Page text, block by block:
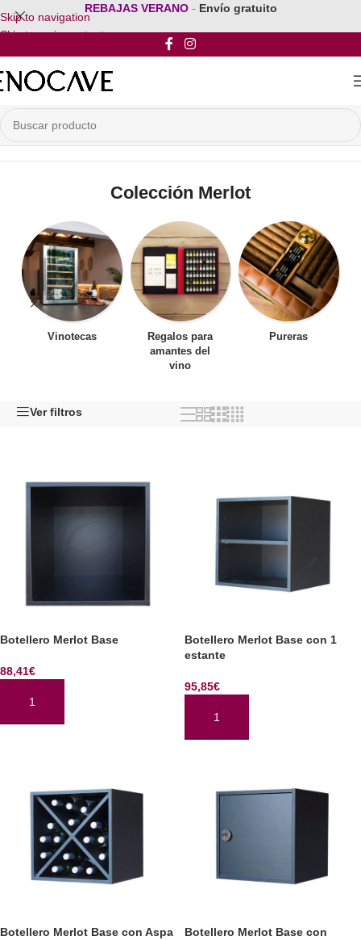
Skip to navigation
Skip to main content
REBAJAS VERANO - Envío gratuito
Inicio/Mobiliario para vinos/Muebles para Vinos/Colección Merlot
Colección Merlot
Vinotecas
Regalos para
amantes del
vino
Pureras
Ver filtros
Botellero Merlot Base
88,41€
AÑADIR AL CARRITO
Botellero Merlot Base con 1
estante
95,85€
AÑADIR AL CARRITO
Botellero Merlot Base con Aspa
Botellero Merlot Base con